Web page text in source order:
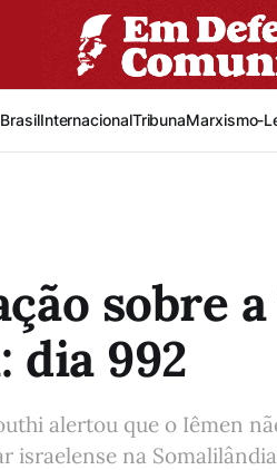
BrasilInternacionalTribunaMarxismo-
sobre
dia 992
alertou que o Iêmen
israelense na